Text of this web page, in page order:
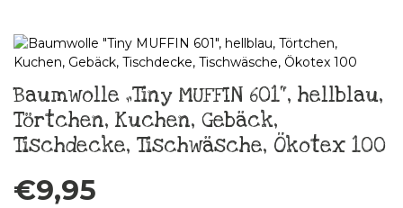
Baumwolle „Tiny MUFFIN 601“, hellblau,
Törtchen, Kuchen, Gebäck,
Tischdecke, Tischwäsche, Ökotex 100
€9,95